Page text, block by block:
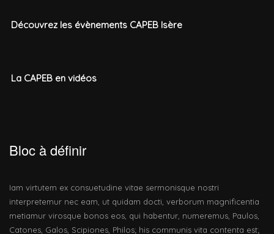
Découvrez les évènements CAPEB Isère
La CAPEB en vidéos
Bloc à définir
Iam virtutem ex consuetudine vitae sermonisque nostri
interpretemur nec eam, ut quidam docti, verborum magnificentia
metiamur virosque bonos eos, qui habentur, numeremus, Paulos,
Catones, Galos, Scipiones, Philos; his communis vita contenta est;